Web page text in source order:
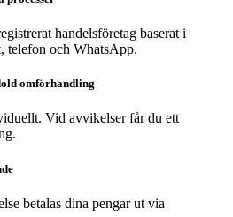
handelsföretag baserat i
telefon och WhatsApp.
omförhandling
Vid avvikelser får du ett
betalas dina pengar ut via